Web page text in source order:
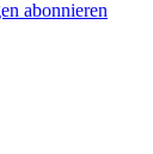
abonnieren